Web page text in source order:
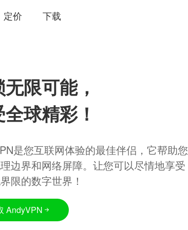
定价 下载
限可能，
球精彩！
是您互联网体验的最佳伴侣，它帮助您
边界和网络屏障。让您可以尽情地享受
限的数字世界！
AndyVPN